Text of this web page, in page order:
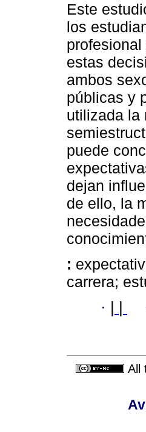
Este
los
estas
ambos
públicas y
utilizada la
puede
dejan
de ello, la
:
carrera;
·
All